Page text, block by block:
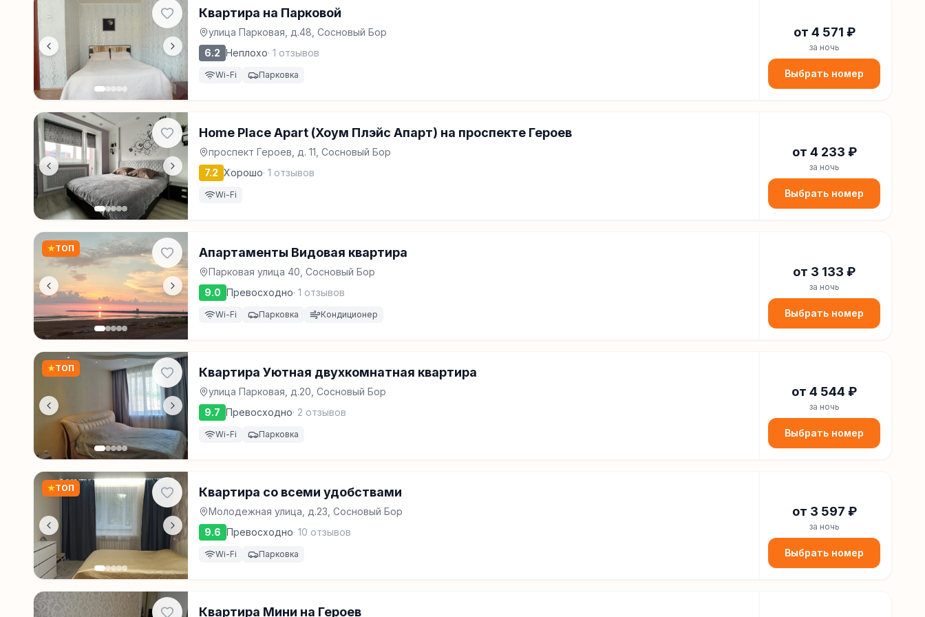
Квартира на Парковой
улица Парковая, д.48, Сосновый Бор
6.2 Неплохо· 1 отзывов
Wi-Fi Парковка
от 4 571 ₽
за ночь
Выбрать номер
Home Place Apart (Хоум Плэйс Апарт) на проспекте Героев
проспект Героев, д. 11, Сосновый Бор
7.2 Хорошо· 1 отзывов
Wi-Fi
от 4 233 ₽
за ночь
Выбрать номер
★ТОП Апартаменты Видовая квартира
Парковая улица 40, Сосновый Бор
9.0 Превосходно· 1 отзывов
Wi-Fi Парковка Кондиционер
от 3 133 ₽
за ночь
Выбрать номер
★ТОП Квартира Уютная двухкомнатная квартира
улица Парковая, д.20, Сосновый Бор
9.7 Превосходно· 2 отзывов
Wi-Fi Парковка
от 4 544 ₽
за ночь
Выбрать номер
★ТОП Квартира со всеми удобствами
Молодeжная улица, д.23, Сосновый Бор
9.6 Превосходно· 10 отзывов
Wi-Fi Парковка
от 3 597 ₽
за ночь
Выбрать номер
Квартира Мини на Героев